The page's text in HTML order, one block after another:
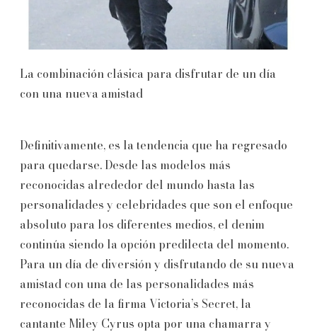
La combinación clásica para disfrutar de un día
con una nueva amistad
Definitivamente, es la tendencia que ha regresado
para quedarse. Desde las modelos más
reconocidas alrededor del mundo hasta las
personalidades y celebridades que son el enfoque
absoluto para los diferentes medios, el denim
continúa siendo la opción predilecta del momento.
Para un día de diversión y disfrutando de su nueva
amistad con una de las personalidades más
reconocidas de la firma Victoria’s Secret, la
cantante Miley Cyrus opta por una chamarra y